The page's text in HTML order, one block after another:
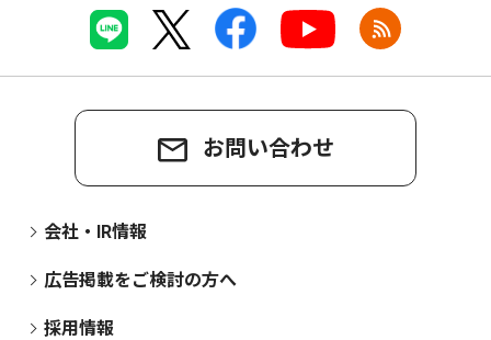
お問い合わせ
会社・IR情報
広告掲載をご検討の方へ
採用情報